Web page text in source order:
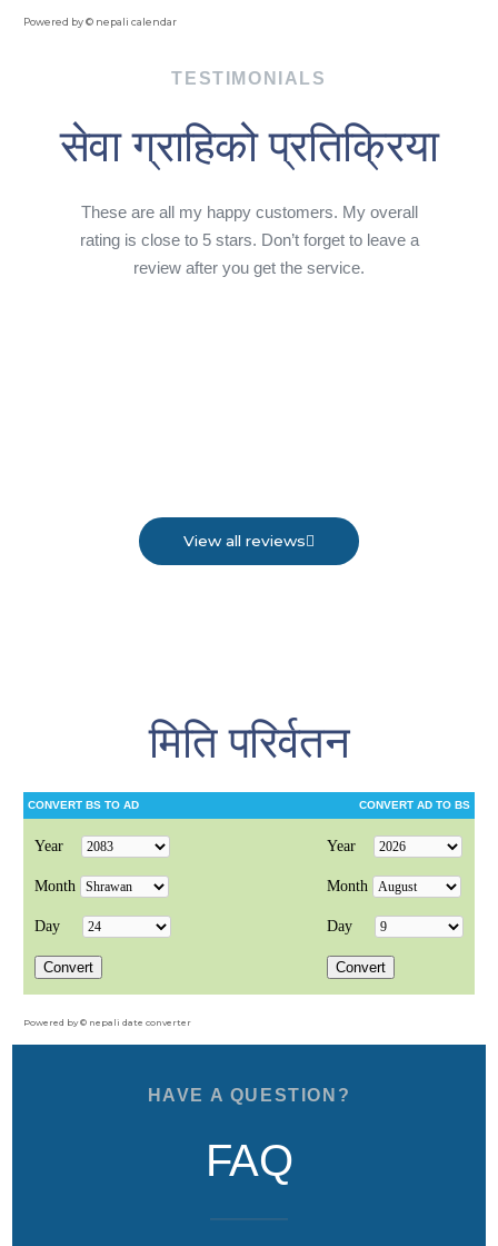
Powered by © nepali calendar
TESTIMONIALS
सेवा ग्राहिको प्रतिक्रिया
These are all my happy customers. My overall
rating is close to 5 stars. Don’t forget to leave a
review after you get the service.
View all reviews
मिति परिर्वतन
Powered by © nepali date converter
HAVE A QUESTION?
FAQ